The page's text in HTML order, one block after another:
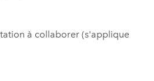
à collaborer (s'applique